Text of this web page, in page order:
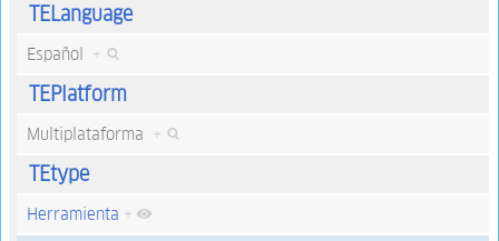
TELanguage
Español +
TEPlatform
Multiplataforma +
TEtype
Herramienta +